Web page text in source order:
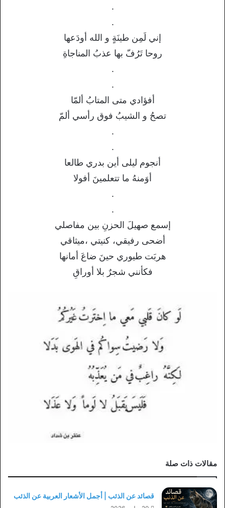
.
.
إني لَمِن طينَةٍ و الله أودَعها
روحا تَرُفّ بها عذبُ المناجاةِ
.
.
أفؤادي متى المتابُ ألمّا
تصحُ و الشيبُ فوق رأسي ألمّ
.
.
أنجوم ليلى أين بدري طالعا
أوَمنهُ ما تتعلمينَ أفولا
.
.
إسمع صهيلَ الحزنِ بين مفاصلي
أضحى رفيقي، كنيتي ،ميثاقي
هربَت طيوري حينَ ضاعَ أمانها
فكأنني شجرٌ بلا أوراقِ
مقالات ذات صلة
قصائد عن الذئب | أجمل الأشعار العربية عن الذئب